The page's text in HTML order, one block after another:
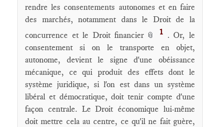
rendre les consentements autonomes et en faire
des marchés, notamment dans le Droit de la
concurrence et le Droit financier 📎 1 . Or, le
consentement si on le transporte en objet,
autonome, devient le signe d'une obéissance
mécanique, ce qui produit des effets dont le
système juridique, si l'on est dans un système
libéral et démocratique, doit tenir compte d'une
façon centrale. Le Droit économique lui-même
doit mettre cela au centre, ce qu'il ne fait guère,